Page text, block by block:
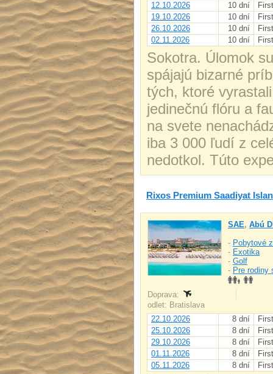
12.10.2026
10 dní
19.10.2026
10 dní
26.10.2026
10 dní
02.11.2026
10 dní
Sokotra. Úlomok
spájajú bizarné
tých, ktoré
jedinečnú flóru a
na svete
iba 3 000 ľudí z
nedotkol. Túto
Rixos Premium Saadiyat
SAE, Abú
- Pobytové
- Exotika
- Golf
- Pre rodiny
Doprava:
odlet: Bratislava
22.10.2026
8 dní
25.10.2026
8 dní
29.10.2026
8 dní
01.11.2026
8 dní
05.11.2026
8 dní